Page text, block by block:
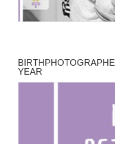
YEAR